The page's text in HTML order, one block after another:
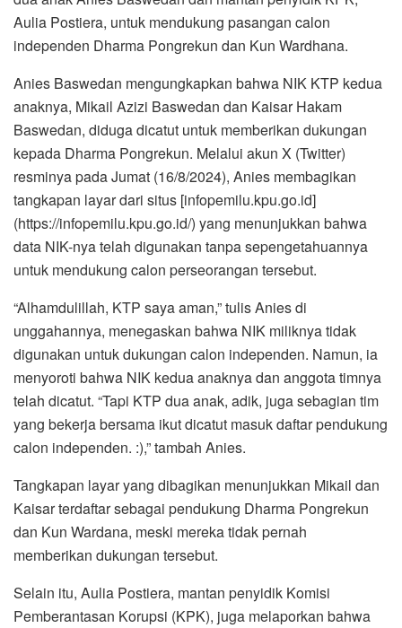
Aulia Postiera, untuk mendukung pasangan calon
independen Dharma Pongrekun dan Kun Wardhana.
Anies Baswedan mengungkapkan bahwa NIK KTP kedua
anaknya, Mikail Azizi Baswedan dan Kaisar Hakam
Baswedan, diduga dicatut untuk memberikan dukungan
kepada Dharma Pongrekun. Melalui akun X (Twitter)
resminya pada Jumat (16/8/2024), Anies membagikan
tangkapan layar dari situs [infopemilu.kpu.go.id]
(https://infopemilu.kpu.go.id/) yang menunjukkan bahwa
data NIK-nya telah digunakan tanpa sepengetahuannya
untuk mendukung calon perseorangan tersebut.
“Alhamdulillah, KTP saya aman,” tulis Anies di
unggahannya, menegaskan bahwa NIK miliknya tidak
digunakan untuk dukungan calon independen. Namun, ia
menyoroti bahwa NIK kedua anaknya dan anggota timnya
telah dicatut. “Tapi KTP dua anak, adik, juga sebagian tim
yang bekerja bersama ikut dicatut masuk daftar pendukung
calon independen. :),” tambah Anies.
Tangkapan layar yang dibagikan menunjukkan Mikail dan
Kaisar terdaftar sebagai pendukung Dharma Pongrekun
dan Kun Wardana, meski mereka tidak pernah
memberikan dukungan tersebut.
Selain itu, Aulia Postiera, mantan penyidik Komisi
Pemberantasan Korupsi (KPK), juga melaporkan bahwa